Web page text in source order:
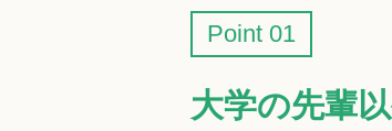
Point 01
大学の先輩